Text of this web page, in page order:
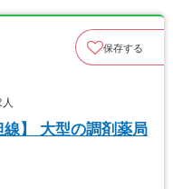
保存する
線】 大型の調剤薬局